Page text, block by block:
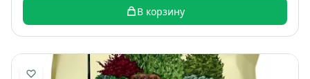
В корзину